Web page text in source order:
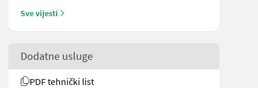
Sve vijesti
Dodatne usluge
PDF tehnički list